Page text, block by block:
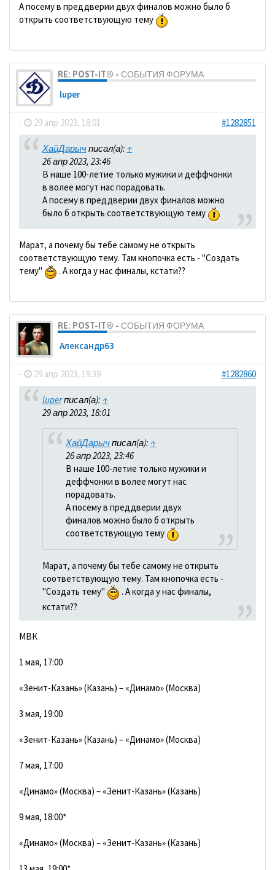
А посему в преддверии двух финалов можно было б
открыть соответствующую тему
RE: POST-IT® - СОБЫТИЯ ФОРУМА
luper
- 29 апр 2023, 18:01 #1282851
ХайДарычписал(а): ↑
26 апр 2023, 23:46
В наше 100-летие только мужики и деффчонки
в волее могут нас порадовать.
А посему в преддверии двух финалов можно
было б открыть соответствующую тему
Марат, а почему бы тебе самому не открыть
соответствующую тему. Там кнопочка есть - "Создать
тему"
. А когда у нас финалы, кстати??
RE: POST-IT® - СОБЫТИЯ ФОРУМА
Александр63
- 29 апр 2023, 19:39 #1282860
luperписал(а): ↑
29 апр 2023, 18:01
ХайДарычписал(а): ↑
26 апр 2023, 23:46
В наше 100-летие только мужики и
деффчонки в волее могут нас
порадовать.
А посему в преддверии двух
финалов можно было б открыть
соответствующую тему
Марат, а почему бы тебе самому не открыть
соответствующую тему. Там кнопочка есть -
"Создать тему"
. А когда у нас финалы,
кстати??
МВК
1 мая, 17:00
«Зенит-Казань» (Казань) – «Динамо» (Москва)
3 мая, 19:00
«Зенит-Казань» (Казань) – «Динамо» (Москва)
7 мая, 17:00
«Динамо» (Москва) – «Зенит-Казань» (Казань)
9 мая, 18:00*
«Динамо» (Москва) – «Зенит-Казань» (Казань)